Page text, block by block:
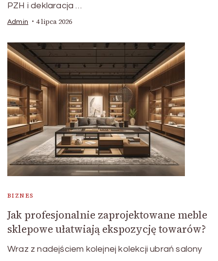
PZH i deklaracja …
Admin 4 lipca 2026
BIZNES
Jak profesjonalnie zaprojektowane meble
sklepowe ułatwiają ekspozycję towarów?
Wraz z nadejściem kolejnej kolekcji ubrań salony